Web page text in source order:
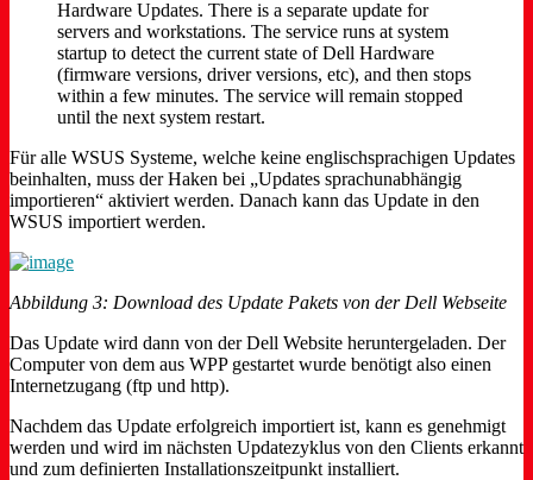
Hardware Updates. There is a separate update for
servers and workstations. The service runs at system
startup to detect the current state of Dell Hardware
(firmware versions, driver versions, etc), and then stops
within a few minutes. The service will remain stopped
until the next system restart.
Für alle WSUS Systeme, welche keine englischsprachigen Updates
beinhalten, muss der Haken bei „Updates sprachunabhängig
importieren“ aktiviert werden. Danach kann das Update in den
WSUS importiert werden.
Abbildung 3: Download des Update Pakets von der Dell Webseite
Das Update wird dann von der Dell Website heruntergeladen. Der
Computer von dem aus WPP gestartet wurde benötigt also einen
Internetzugang (ftp und http).
Nachdem das Update erfolgreich importiert ist, kann es genehmigt
werden und wird im nächsten Updatezyklus von den Clients erkannt
und zum definierten Installationszeitpunkt installiert.